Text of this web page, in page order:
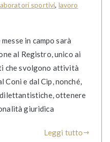
sportivi, lavoro
in campo sarà
al Registro, unico ai
che svolgono attività
e dal Cip, nonché,
ottenere
giuridica
Leggi tutto